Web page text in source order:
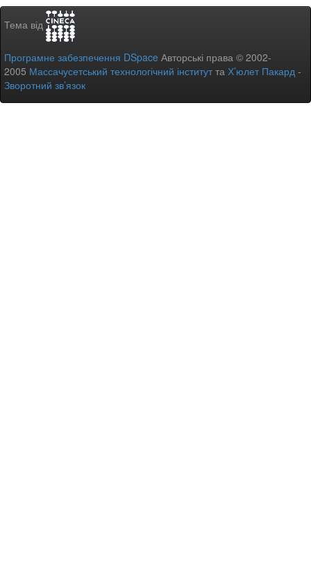
Тема від
Програмне забезпечення DSpace Авторські права © 2002-
2005 Массачусетський технологічний інститутта Х’юлет Пакард -
Зворотний зв’язок